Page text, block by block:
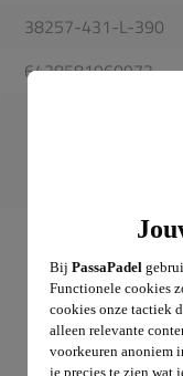
38257-431-L-390
6438581960972